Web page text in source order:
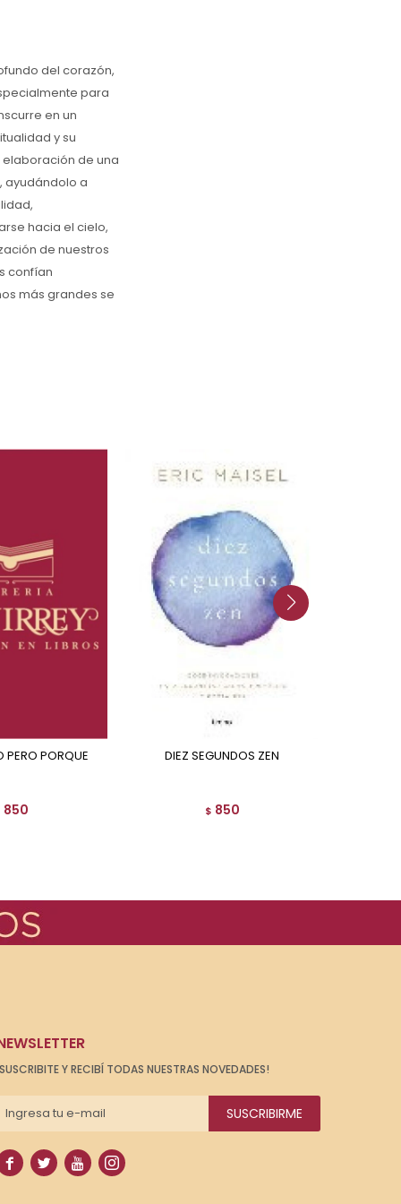
del corazón,
para
en un
y su
elaboración de una
ayudándolo a
hacia el cielo,
de nuestros
confían
más grandes se
PERO PORQUE
850
DIEZ SEGUNDOS ZEN
$ 850
Y RECIBÍ TODAS NUESTRAS NOVEDADES!
SUSCRIBIRME
   